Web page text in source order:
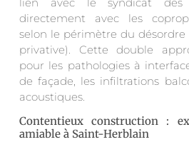
directement avec les
selon le périmètre du
privative). Cette double
pour les pathologies à
de façade, les infiltrations
acoustiques.
Contentieux construction :
amiable à Saint-Herblain